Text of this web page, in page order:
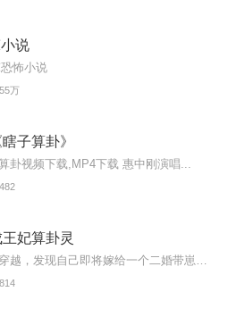
说
怖小说
万
子算卦》
卦视频下载,MP4下载 惠中刚演唱...
王妃算卦灵